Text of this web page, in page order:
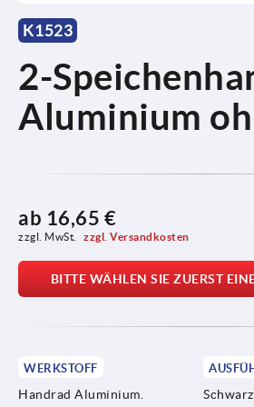
K1523
2-
Aluminium
ab 16,65 €
zzgl. MwSt. zzgl. Versandkosten
BITTE WÄHLEN SIE ZUERST
WERKSTOFF
Handrad Aluminium.